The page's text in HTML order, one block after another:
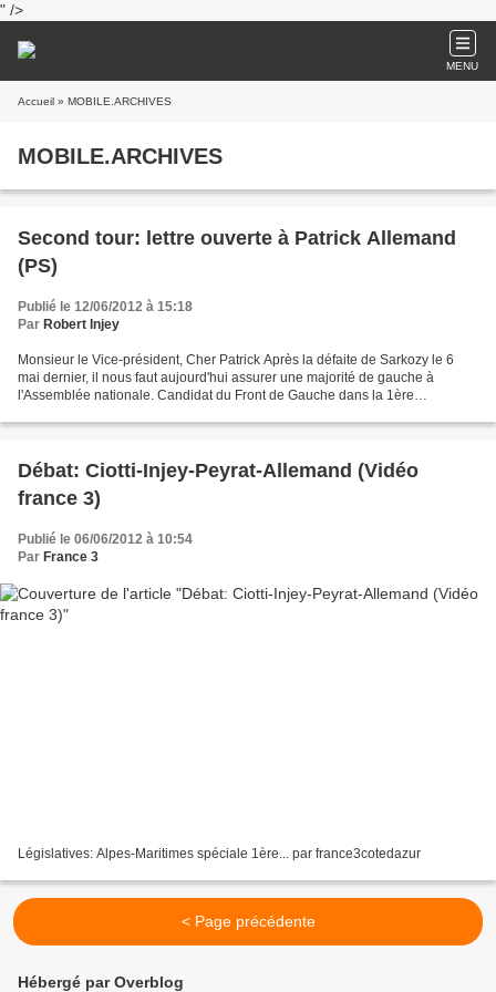
" />
MENU
Accueil » MOBILE.ARCHIVES
MOBILE.ARCHIVES
Second tour: lettre ouverte à Patrick Allemand
(PS)
Publié le 12/06/2012 à 15:18
Par Robert Injey
Monsieur le Vice-président, Cher Patrick Après la défaite de Sarkozy le 6
mai dernier, il nous faut aujourd'hui assurer une majorité de gauche à
l'Assemblée nationale. Candidat du Front de Gauche dans la 1ère
Débat: Ciotti-Injey-Peyrat-Allemand (Vidéo
france 3)
Publié le 06/06/2012 à 10:54
Par France 3
Législatives: Alpes-Maritimes spéciale 1ère... par france3cotedazur
< Page précédente
Hébergé par Overblog